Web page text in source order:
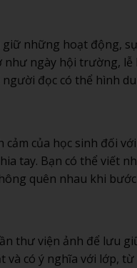
những hoạt động,
ngày hội trường, lễ
đọc có thể hình
của học sinh đối
tay. Bạn có thể viết
quên nhau khi bước
thư viện ảnh để lưu
có ý nghĩa với lớp,